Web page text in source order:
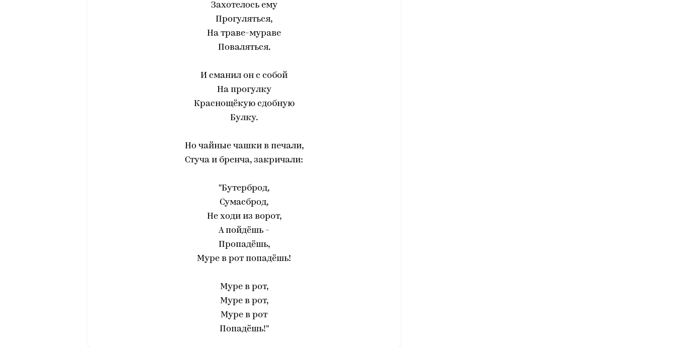
Захотелось ему
Прогуляться,
На траве-мураве
Поваляться.
И сманил он с собой
На прогулку
Краснощёкую сдобную
Булку.
Но чайные чашки в печали,
Стуча и бренча, закричали:
"Бутерброд,
Сумасброд,
Не ходи из ворот,
А пойдёшь -
Пропадёшь,
Муре в рот попадёшь!
Муре в рот,
Муре в рот,
Муре в рот
Попадёшь!"